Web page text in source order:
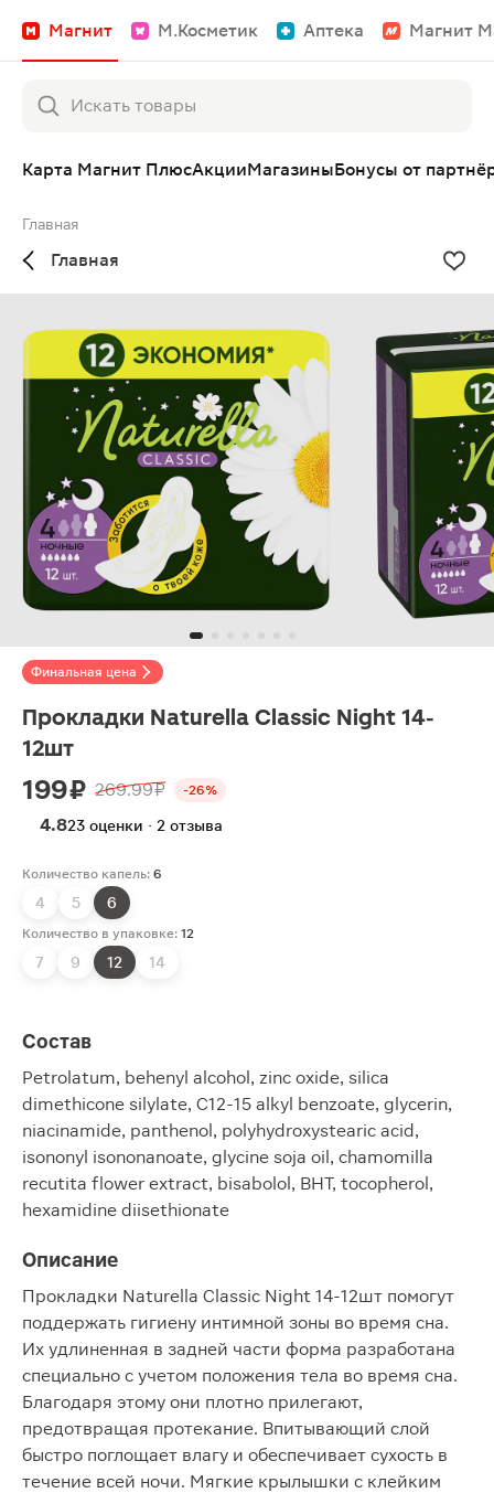
Магнит М.Косметик Аптека Магнит
Карта Магнит ПлюсАкцииМагазиныБонусы от
Главная
Главная
Финальная цена
Прокладки Naturella Classic Night 14-
12шт
199 ₽ 269.99 ₽ -26%
4.823 оценки · 2 отзыва
Количество капель: 6
4 5 6
Количество в упаковке: 12
7 9 12 14
Состав
Petrolatum, behenyl alcohol, zinc oxide, silica
dimethicone silylate, C12-15 alkyl benzoate, glycerin,
niacinamide, panthenol, polyhydroxystearic acid,
isononyl isononanoate, glycine soja oil, chamomilla
recutita flower extract, bisabolol, BHT, tocopherol,
hexamidine diisethionate
Описание
Прокладки Naturella Classic Night 14-12шт помогут
поддержать гигиену интимной зоны во время сна.
Их удлиненная в задней части форма разработана
специально с учетом положения тела во время сна.
Благодаря этому они плотно прилегают,
предотвращая протекание. Впитывающий слой
быстро поглощает влагу и обеспечивает сухость в
течение всей ночи. Мягкие крылышки с клейким